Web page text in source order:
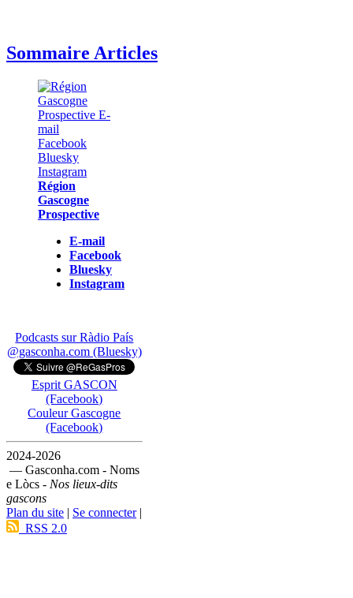
Sommaire Articles
Région
Gascogne
Prospective
E-mail
Facebook
Bluesky
Instagram
Podcasts sur Ràdio País
@gasconha.com (Bluesky)
Esprit GASCON
(Facebook)
Couleur Gascogne
(Facebook)
2024-2026
— Gasconha.com - Noms
e Lòcs - Nos lieux-dits
gascons
Plan du site | Se connecter|
RSS 2.0